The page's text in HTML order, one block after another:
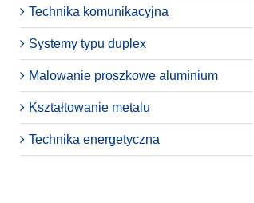
Technika komunikacyjna
Systemy typu duplex
Malowanie proszkowe aluminium
Kształtowanie metalu
Technika energetyczna